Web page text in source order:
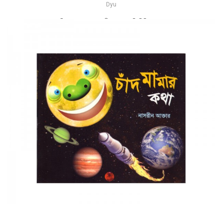
Dyu
গ্রিশকা ও মহাকাশচারী - আনাতোলি মিতিয়ায়েভ